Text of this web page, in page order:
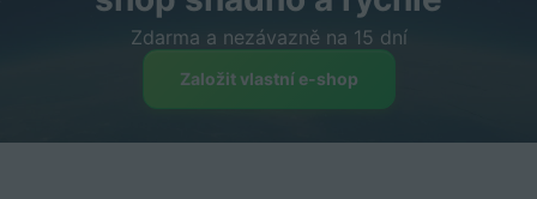
Zdarma a nezávazně na 15 dní
Založit vlastní e-shop